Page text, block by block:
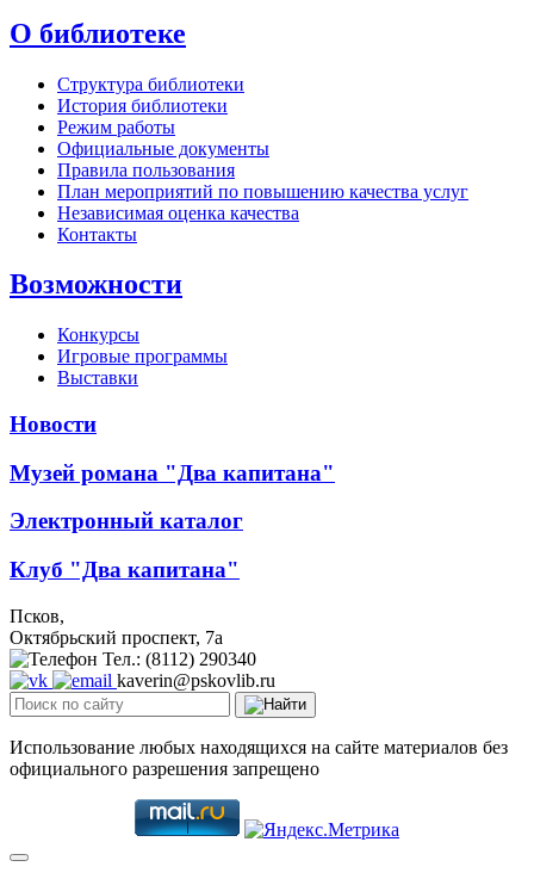
О библиотеке
Структура библиотеки
История библиотеки
Режим работы
Официальные документы
Правила пользования
План мероприятий по повышению качества услуг
Независимая оценка качества
Контакты
Возможности
Конкурсы
Игровые программы
Выставки
Новости
Музей романа "Два капитана"
Электронный каталог
Клуб "Два капитана"
Псков,
Октябрьский проспект, 7a
Тел.: (8112) 290340
kaverin@pskovlib.ru
Использование любых находящихся на сайте материалов без
официального разрешения запрещено